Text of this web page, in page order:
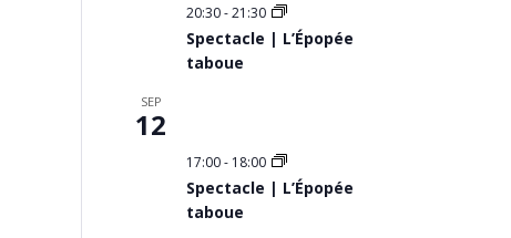
20:30-21:30
Spectacle | L’Épopée
taboue
SEP
12
17:00- 18:00
Spectacle | L’Épopée
taboue